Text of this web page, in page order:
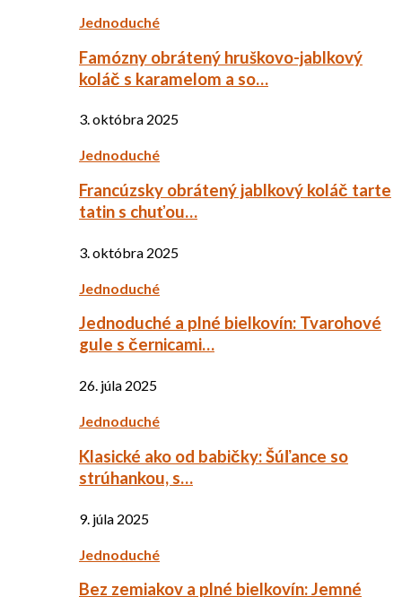
Jednoduché
Famózny obrátený hruškovo-jablkový
koláč s karamelom a so…
3. októbra 2025
Jednoduché
Francúzsky obrátený jablkový koláč tarte
tatin s chuťou…
3. októbra 2025
Jednoduché
Jednoduché a plné bielkovín: Tvarohové
gule s černicami…
26. júla 2025
Jednoduché
Klasické ako od babičky: Šúľance so
strúhankou, s…
9. júla 2025
Jednoduché
Bez zemiakov a plné bielkovín: Jemné